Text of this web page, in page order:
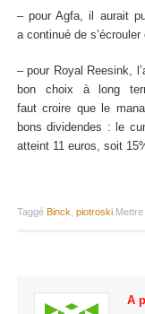
– pour Agfa, il aurait
a continué de
– pour Royal Reesink,
bon choix à long
faut croire que le
bons dividendes : le
atteint 11 euros, soit
Taggé Binck piotroski.
A